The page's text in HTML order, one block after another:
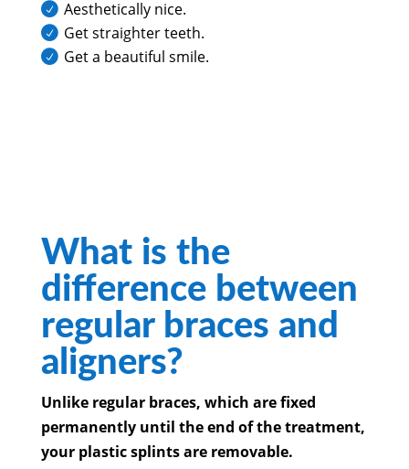
Aesthetically nice.
Get straighter teeth.
Get a beautiful smile.
What is the
difference between
regular braces and
aligners?
Unlike regular braces, which are fixed
permanently until the end of the treatment,
your plastic splints are removable.